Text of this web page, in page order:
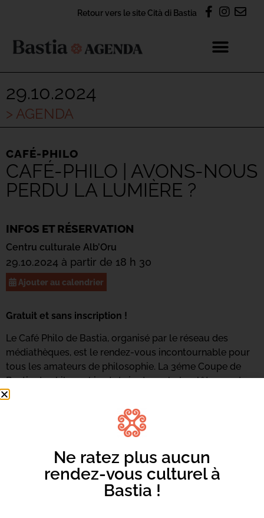
Retour vers le site Cità di Bastia
29.10.2024
> AGENDA
CAFÉ-PHILO
CAFÉ-PHILO | AVONS-NOUS
PERDU LA LUMIÈRE ?
INFOS ET RÉSERVATION
Centru culturale Alb’Oru
29.10.2024 à partir de 18 h 30
Ajouter au calendrier
Gratuit et sans inscription !
Le Café Philo de Bastia, organisé par le réseau des
médiathèques, est le rendez-vous incontournable pour
tous les amateurs de philosophie. La 3éme Coupe de
Bastia de philosophie et de joute verbale, clôturera de
manière festive toute une année de rencontres.
Ne ratez plus aucun
rendez-vous culturel à
Bastia !